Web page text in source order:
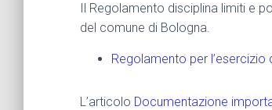
Il Regolamento disciplina limiti e
del comune di Bologna.
Regolamento per
L’articolo Documentazione